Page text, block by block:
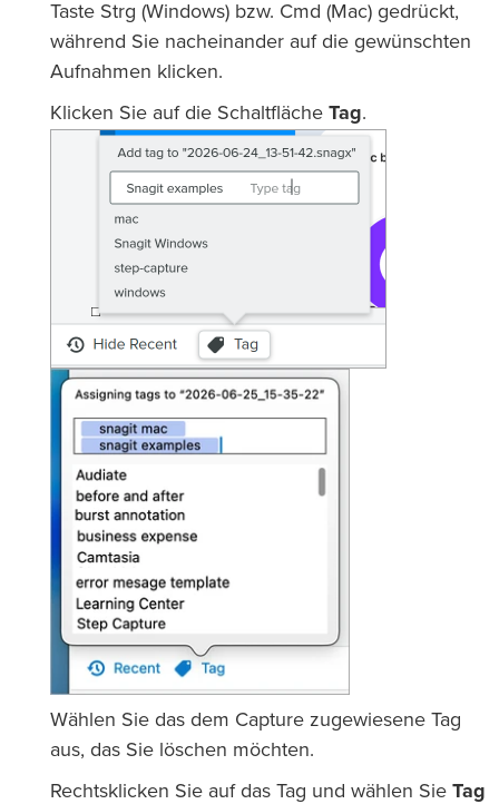
Taste Strg (Windows) bzw. Cmd (Mac) gedrückt,
während Sie nacheinander auf die gewünschten
Aufnahmen klicken.
Klicken Sie auf die Schaltfläche Tag.
Wählen Sie das dem Capture zugewiesene Tag
aus, das Sie löschen möchten.
Rechtsklicken Sie auf das Tag und wählen Sie Tag